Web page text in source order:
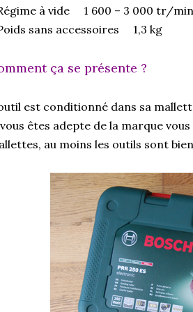
à vide 1 600 – 3 000 tr/min
sans accessoires 1,3 kg
ça se présente ?
est conditionné dans sa
vous êtes adepte de la marque
au moins les outils sont